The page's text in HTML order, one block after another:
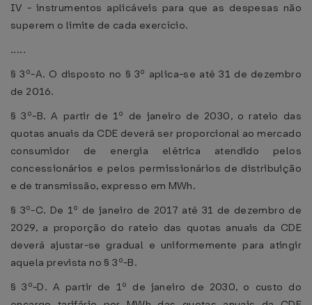
IV - instrumentos aplicáveis para que as despesas não
superem o limite de cada exercício.
.....
§ 3º-A. O disposto no § 3º aplica-se até 31 de dezembro
de 2016.
§ 3º-B. A partir de 1º de janeiro de 2030, o rateio das
quotas anuais da CDE deverá ser proporcional ao mercado
consumidor de energia elétrica atendido pelos
concessionários e pelos permissionários de distribuição
e de transmissão, expresso em MWh.
§ 3º-C. De 1º de janeiro de 2017 até 31 de dezembro de
2029, a proporção do rateio das quotas anuais da CDE
deverá ajustar-se gradual e uniformemente para atingir
aquela prevista no § 3º-B.
§ 3º-D. A partir de 1º de janeiro de 2030, o custo do